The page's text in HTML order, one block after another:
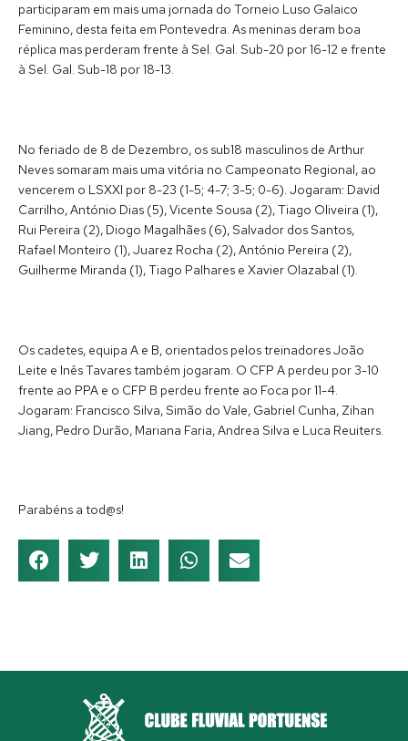
participaram em mais uma jornada do Torneio Luso Galaico
Feminino, desta feita em Pontevedra. As meninas deram boa
réplica mas perderam frente à Sel. Gal. Sub-20 por 16-12 e frente
à Sel. Gal. Sub-18 por 18-13.
No feriado de 8 de Dezembro, os sub18 masculinos de Arthur
Neves somaram mais uma vitória no Campeonato Regional, ao
vencerem o LSXXI por 8-23 (1-5; 4-7; 3-5; 0-6). Jogaram: David
Carrilho, António Dias (5), Vicente Sousa (2), Tiago Oliveira (1),
Rui Pereira (2), Diogo Magalhães (6), Salvador dos Santos,
Rafael Monteiro (1), Juarez Rocha (2), António Pereira (2),
Guilherme Miranda (1), Tiago Palhares e Xavier Olazabal (1).
Os cadetes, equipa A e B, orientados pelos treinadores João
Leite e Inês Tavares também jogaram. O CFP A perdeu por 3-10
frente ao PPA e o CFP B perdeu frente ao Foca por 11-4.
Jogaram: Francisco Silva, Simão do Vale, Gabriel Cunha, Zihan
Jiang, Pedro Durão, Mariana Faria, Andrea Silva e Luca Reuiters.
Parabéns a tod@s!